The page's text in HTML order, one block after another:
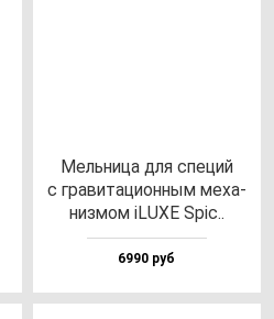
Мель­ни­ца для спе­ций
с гра­ви­та­ци­он­ным ме­ха­
низ­мом iLUXE Spic..
6990 руб